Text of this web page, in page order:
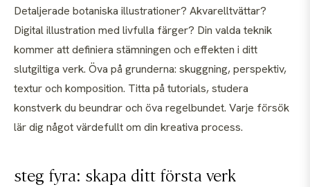
Detaljerade botaniska illustrationer? Akvarelltvättar?
Digital illustration med livfulla färger? Din valda teknik
kommer att definiera stämningen och effekten i ditt
slutgiltiga verk. Öva på grunderna: skuggning, perspektiv,
textur och komposition. Titta på tutorials, studera
konstverk du beundrar och öva regelbundet. Varje försök
lär dig något värdefullt om din kreativa process.
steg fyra: skapa ditt första verk